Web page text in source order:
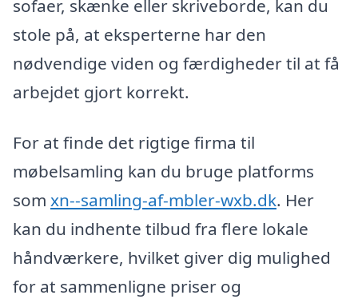
sofaer, skænke eller skriveborde, kan du
stole på, at eksperterne har den
nødvendige viden og færdigheder til at få
arbejdet gjort korrekt.
For at finde det rigtige firma til
møbelsamling kan du bruge platforms
som xn--samling-af-mbler-wxb.dk. Her
kan du indhente tilbud fra flere lokale
håndværkere, hvilket giver dig mulighed
for at sammenligne priser og